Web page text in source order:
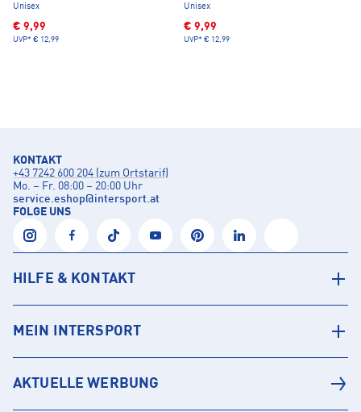
Unisex
€ 9,99
UVP* € 12,99
Unisex
€ 9,99
UVP* € 12,99
KONTAKT
+43 7242 600 204 (zum Ortstarif)
Mo. – Fr. 08:00 – 20:00 Uhr
service.eshop@intersport.at
FOLGE UNS
HILFE & KONTAKT
MEIN INTERSPORT
AKTUELLE WERBUNG